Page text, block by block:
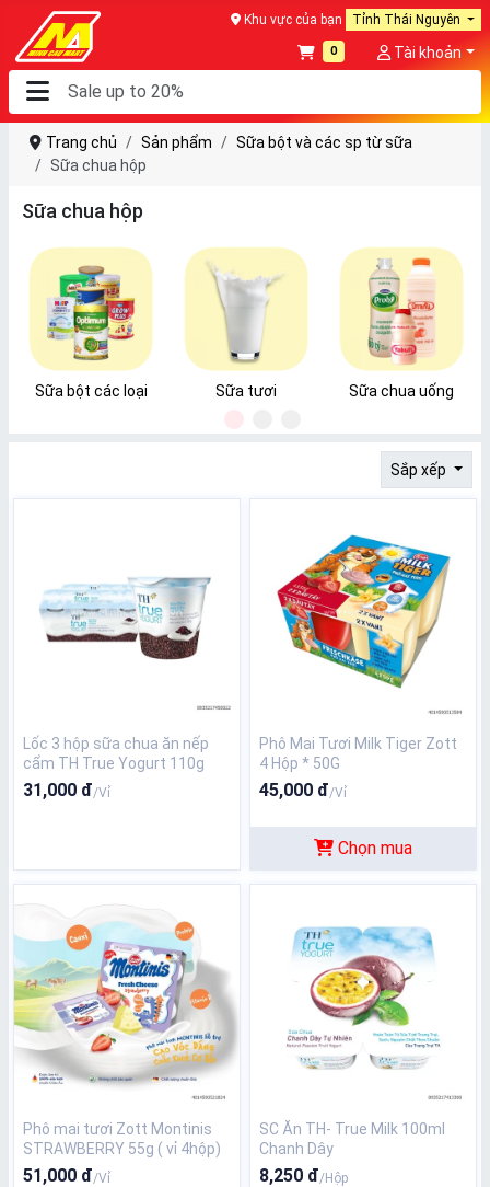
Khu vực của bạn Tỉnh Thái Nguyên
0 Tài khoản
Trang chủ Sản phẩm
Sữa bột và các sp từ sữa
Sữa chua hộp
Sữa chua hộp
Sữa bột các loại Sữa tươi
Sữa chua uống
Sắp xếp
Lốc 3 hộp sữa chua ăn nếp
cẩm TH True Yogurt 110g
31,000 đ/Vỉ
Phô Mai Tươi Milk Tiger Zott
4 Hộp * 50G
45,000 đ/Vỉ
Chọn mua
Phô mai tươi Zott Montinis
STRAWBERRY 55g ( vỉ 4hộp)
51,000 đ/Vỉ
SC Ăn TH- True Milk 100ml
Chanh Dây
8,250 đ/Hộp